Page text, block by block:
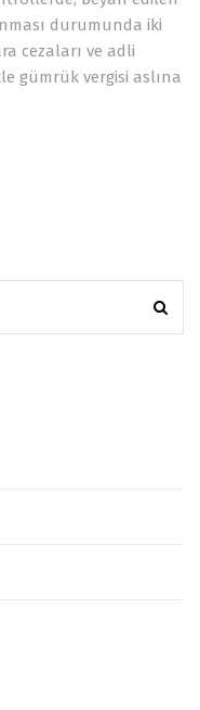
durumunda iki
cezaları ve adli
gümrük vergisi aslına